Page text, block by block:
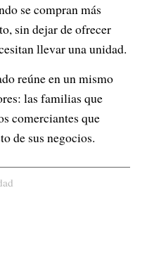
se compran más
sin dejar de ofrecer
llevar una unidad.
reúne en un mismo
las familias que
comerciantes que
de sus negocios.